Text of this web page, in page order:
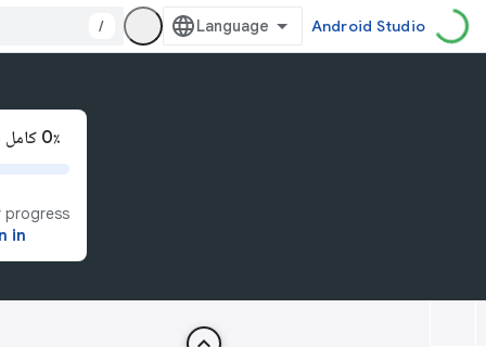
/ Android Studio
‫0٪ کامل شده است
progress
in